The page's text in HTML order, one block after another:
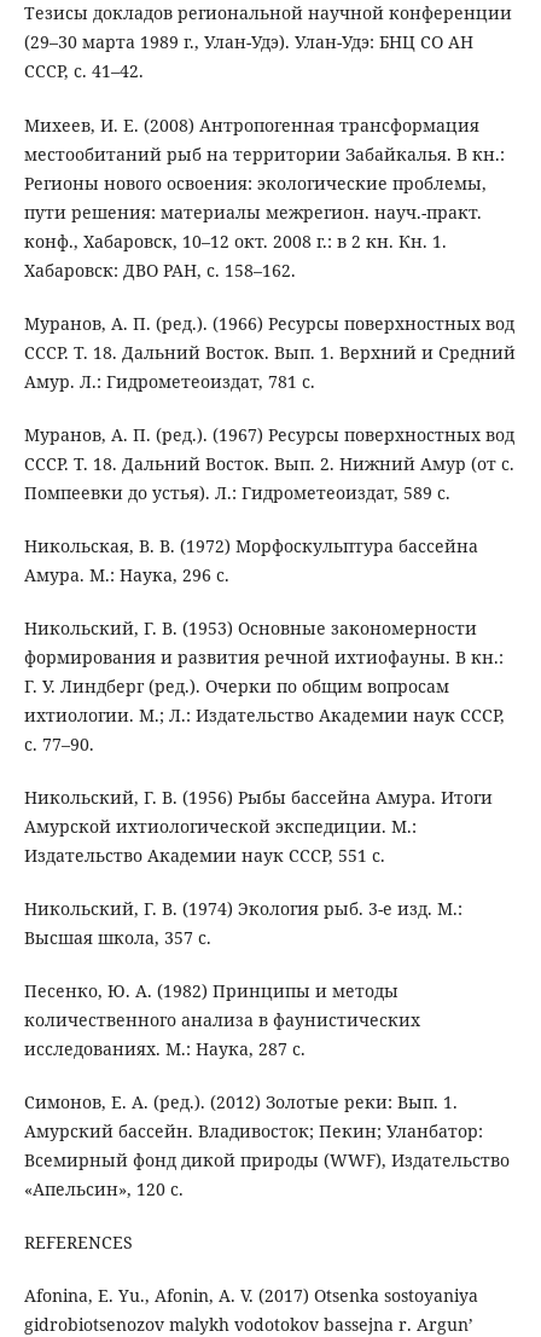
Тезисы докладов региональной научной конференции
(29–30 марта 1989 г., Улан-Удэ). Улан-Удэ: БНЦ СО АН
СССР, с. 41–42.
Михеев, И. Е. (2008) Антропогенная трансформация
местообитаний рыб на территории Забайкалья. В кн.:
Регионы нового освоения: экологические проблемы,
пути решения: материалы межрегион. науч.-практ.
конф., Хабаровск, 10–12 окт. 2008 г.: в 2 кн. Кн. 1.
Хабаровск: ДВО РАН, с. 158–162.
Муранов, А. П. (ред.). (1966) Ресурсы поверхностных вод
СССР. Т. 18. Дальний Восток. Вып. 1. Верхний и Средний
Амур. Л.: Гидрометеоиздат, 781 с.
Муранов, А. П. (ред.). (1967) Ресурсы поверхностных вод
СССР. Т. 18. Дальний Восток. Вып. 2. Нижний Амур (от с.
Помпеевки до устья). Л.: Гидрометеоиздат, 589 с.
Никольская, В. В. (1972) Морфоскульптура бассейна
Амура. М.: Наука, 296 с.
Никольский, Г. В. (1953) Основные закономерности
формирования и развития речной ихтиофауны. В кн.:
Г. У. Линдберг (ред.). Очерки по общим вопросам
ихтиологии. М.; Л.: Издательство Академии наук СССР,
с. 77–90.
Никольский, Г. В. (1956) Рыбы бассейна Амура. Итоги
Амурской ихтиологической экспедиции. М.:
Издательство Академии наук СССР, 551 с.
Никольский, Г. В. (1974) Экология рыб. 3-е изд. М.:
Высшая школа, 357 с.
Песенко, Ю. А. (1982) Принципы и методы
количественного анализа в фаунистических
исследованиях. М.: Наука, 287 с.
Симонов, Е. А. (ред.). (2012) Золотые реки: Вып. 1.
Амурский бассейн. Владивосток; Пекин; Уланбатор:
Всемирный фонд дикой природы (WWF), Издательство
«Апельсин», 120 с.
REFERENCES
Afonina, E. Yu., Afonin, A. V. (2017) Otsenka sostoyaniya
gidrobiotsenozov malykh vodotokov bassejna r. Argun’